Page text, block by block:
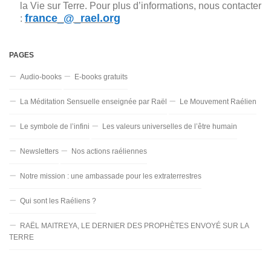
la Vie sur Terre. Pour plus d’informations, nous contacter
: france_@_rael.org
PAGES
Audio-books E-books gratuits
La Méditation Sensuelle enseignée par Raël Le Mouvement Raélien
Le symbole de l’infini Les valeurs universelles de l’être humain
Newsletters Nos actions raéliennes
Notre mission : une ambassade pour les extraterrestres
Qui sont les Raéliens ?
RAËL MAITREYA, LE DERNIER DES PROPHÈTES ENVOYÉ SUR LA
TERRE